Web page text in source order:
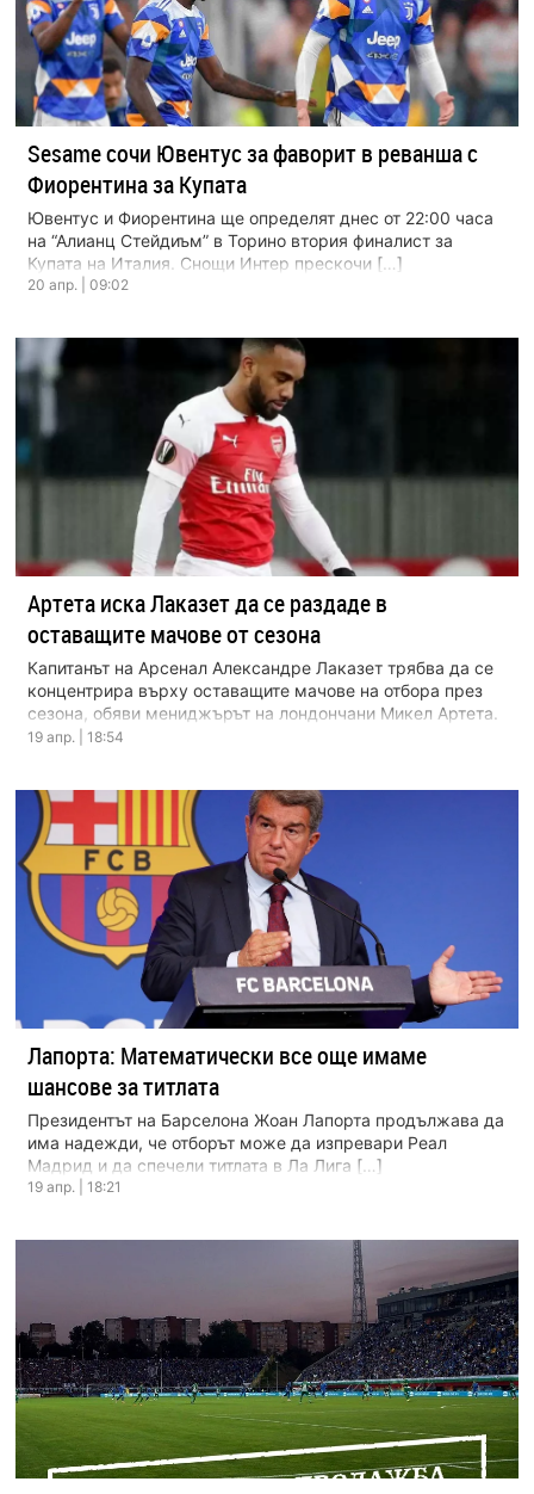
Sesame сочи Ювентус за фаворит в реванша с
Фиорентина за Купата
Ювентус и Фиорентина ще определят днес от 22:00 часа
на “Алианц Стейдиъм” в Торино втория финалист за
Купата на Италия. Снощи Интер прескочи […]
20 апр. | 09:02
Артета иска Лаказет да се раздаде в
оставащите мачове от сезона
Капитанът на Арсенал Александре Лаказет трябва да се
концентрира върху оставащите мачове на отбора през
сезона, обяви мениджърът на лондончани Микел Артета.
Договорът […]
19 апр. | 18:54
Лапорта: Математически все още имаме
шансове за титлата
Президентът на Барселона Жоан Лапорта продължава да
има надежди, че отборът може да изпревари Реал
Мадрид и да спечели титлата в Ла Лига […]
19 апр. | 18:21